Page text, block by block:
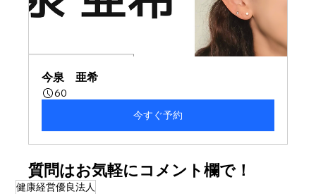
今泉　亜希
60
今すぐ予約
質問はお気軽にコメント欄で！
健康経営優良法人